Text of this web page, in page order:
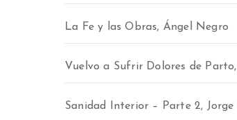
La Fe y las Obras, Ángel Negro
Vuelvo a Sufrir Dolores de
Sanidad Interior – Parte 2,